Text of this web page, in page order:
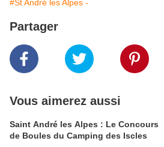
#St André les Alpes -
Partager
Vous aimerez aussi
Saint André les Alpes : Le Concours
de Boules du Camping des Iscles